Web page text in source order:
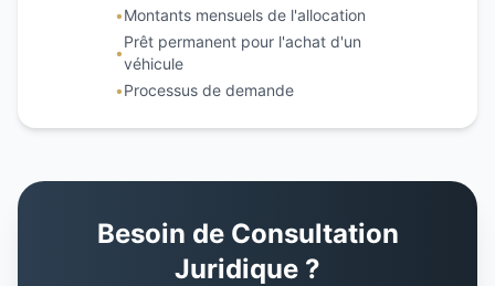
•Montants mensuels de l'allocation
•
Prêt permanent pour l'achat d'un
véhicule
•Processus de demande
Besoin de Consultation
Juridique ?